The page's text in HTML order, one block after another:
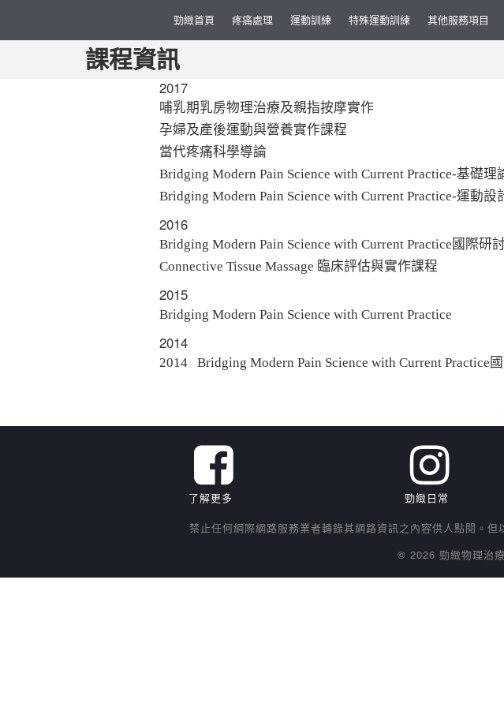
勁緻首頁 疼痛處理 運動訓練 特殊運動訓練 其他服務項目
課程資訊
2017
哺乳期乳房物理治療及親指按摩實作
孕婦及產後運動與營養實作課程
當代疼痛科學導論
Bridging Modern Pain Science with Current Practice-基礎理
Bridging Modern Pain Science with Current Practice-運動設
2016
Bridging Modern Pain Science with Current Practice國際研
Connective Tissue Massage 臨床評估與實作課程
2015
Bridging Modern Pain Science with Current Practice
2014
2014 Bridging Modern Pain Science with Current Practice
了解更多 勁緻日常
禁止任何網際網路服務業者轉錄其網路資訊之內容供人點閱。
© 2026 勁緻物理治